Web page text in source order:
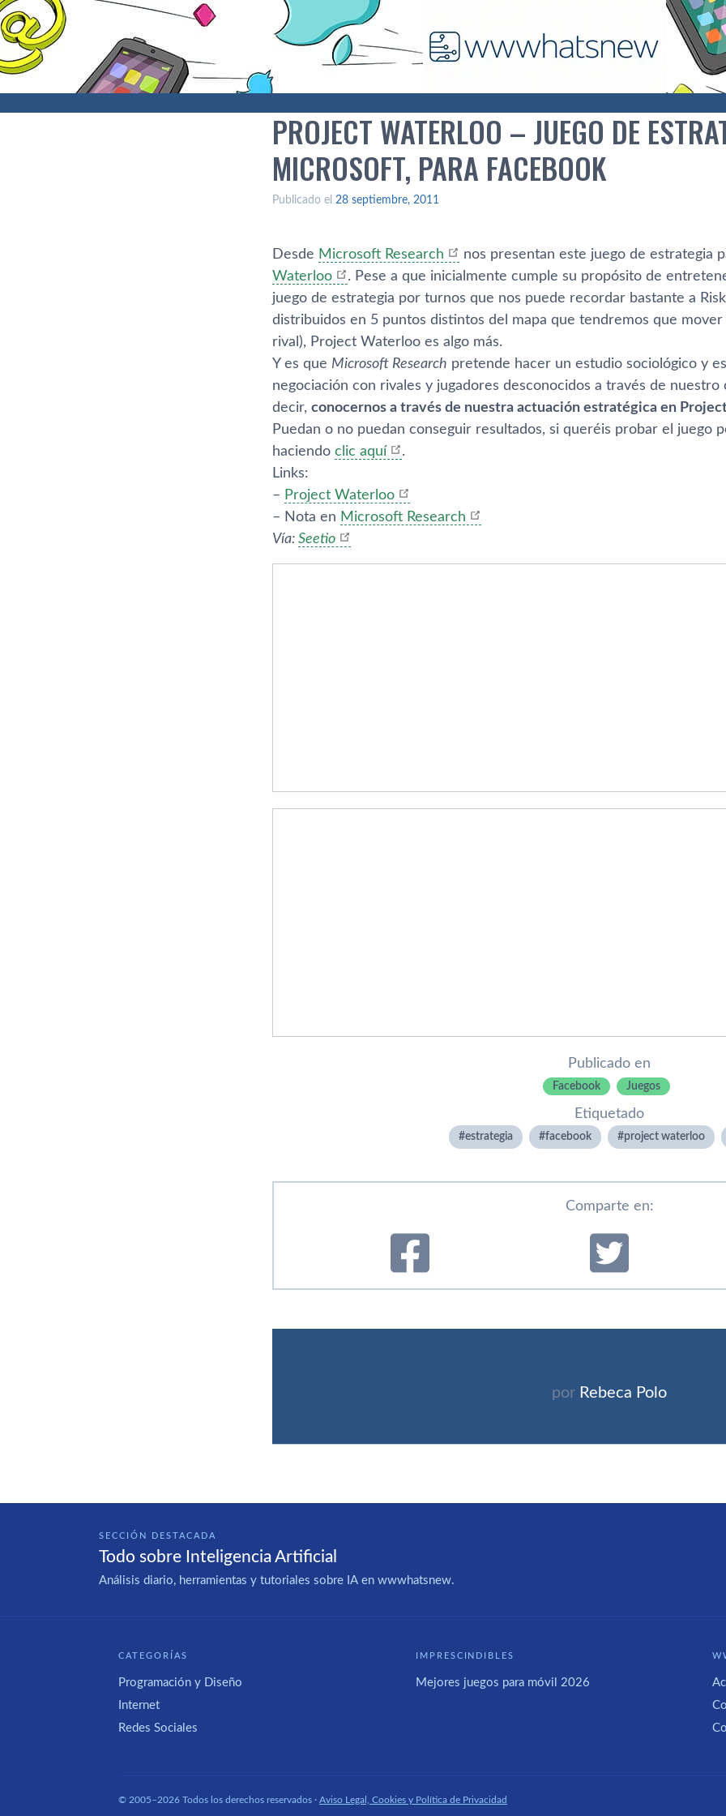
PROJECT WATERLOO – JUEGO DE
MICROSOFT, PARA FACEBOOK
Publicado el 28 septiembre, 2011
Desde Microsoft Research
nos presentan este juego de estrategia
Waterloo
. Pese a que inicialmente cumple su propósito de
juego de estrategia por turnos que nos puede recordar bastante a
distribuidos en 5 puntos distintos del mapa que tendremos que
rival), Project Waterloo es algo más.
Y es que Microsoft Research pretende hacer un estudio sociológico y
negociación con rivales y jugadores desconocidos a través de
decir, conocernos a través de nuestra actuación estratégica en
Puedan o no puedan conseguir resultados, si queréis probar el juego
haciendo clic aquí­
.
Links:
– Project Waterloo
– Nota en Microsoft Research
Ví­a: Seetio
Publicado en
Facebook Juegos
Etiquetado
estrategia facebook project waterloo
Comparte en:
por Rebeca Polo
SECCIÓN DESTACADA
Todo sobre Inteligencia Artificial
Análisis diario, herramientas y tutoriales sobre IA en wwwhatsnew.
CATEGORÍAS
Programación y Diseño
Internet
Redes Sociales
IMPRESCINDIBLES
Mejores juegos para móvil 2026
© 2005–2026 Todos los derechos reservados · Aviso Legal, Cookies y Política de Privacidad